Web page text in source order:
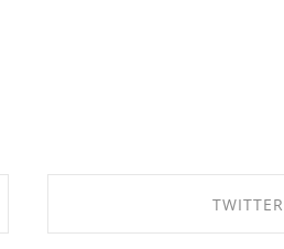
TWITTER